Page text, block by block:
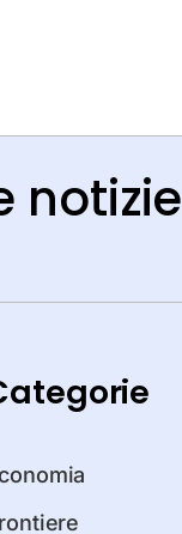
notizie